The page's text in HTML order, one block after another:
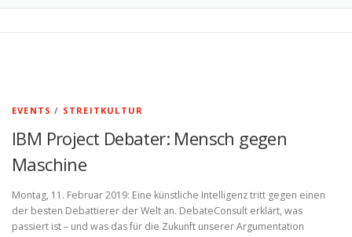
EVENTS / STREITKULTUR
IBM Project Debater: Mensch gegen
Maschine
Montag, 11. Februar 2019: Eine künstliche Intelligenz tritt gegen einen
der besten Debattierer der Welt an. DebateConsult erklärt, was
passiert ist – und was das für die Zukunft unserer Argumentation